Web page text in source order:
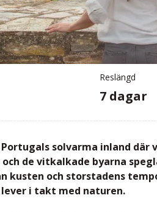
Reslängd
7 dagar
solvarma inland där
de vitkalkade byarna
kusten och storstadens
i takt med naturen.